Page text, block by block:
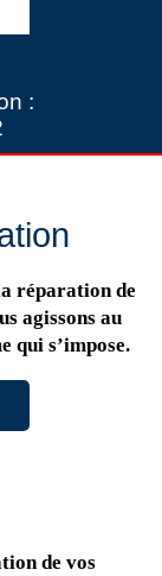
:
réparation de
agissons au
qui s’impose.
de vos